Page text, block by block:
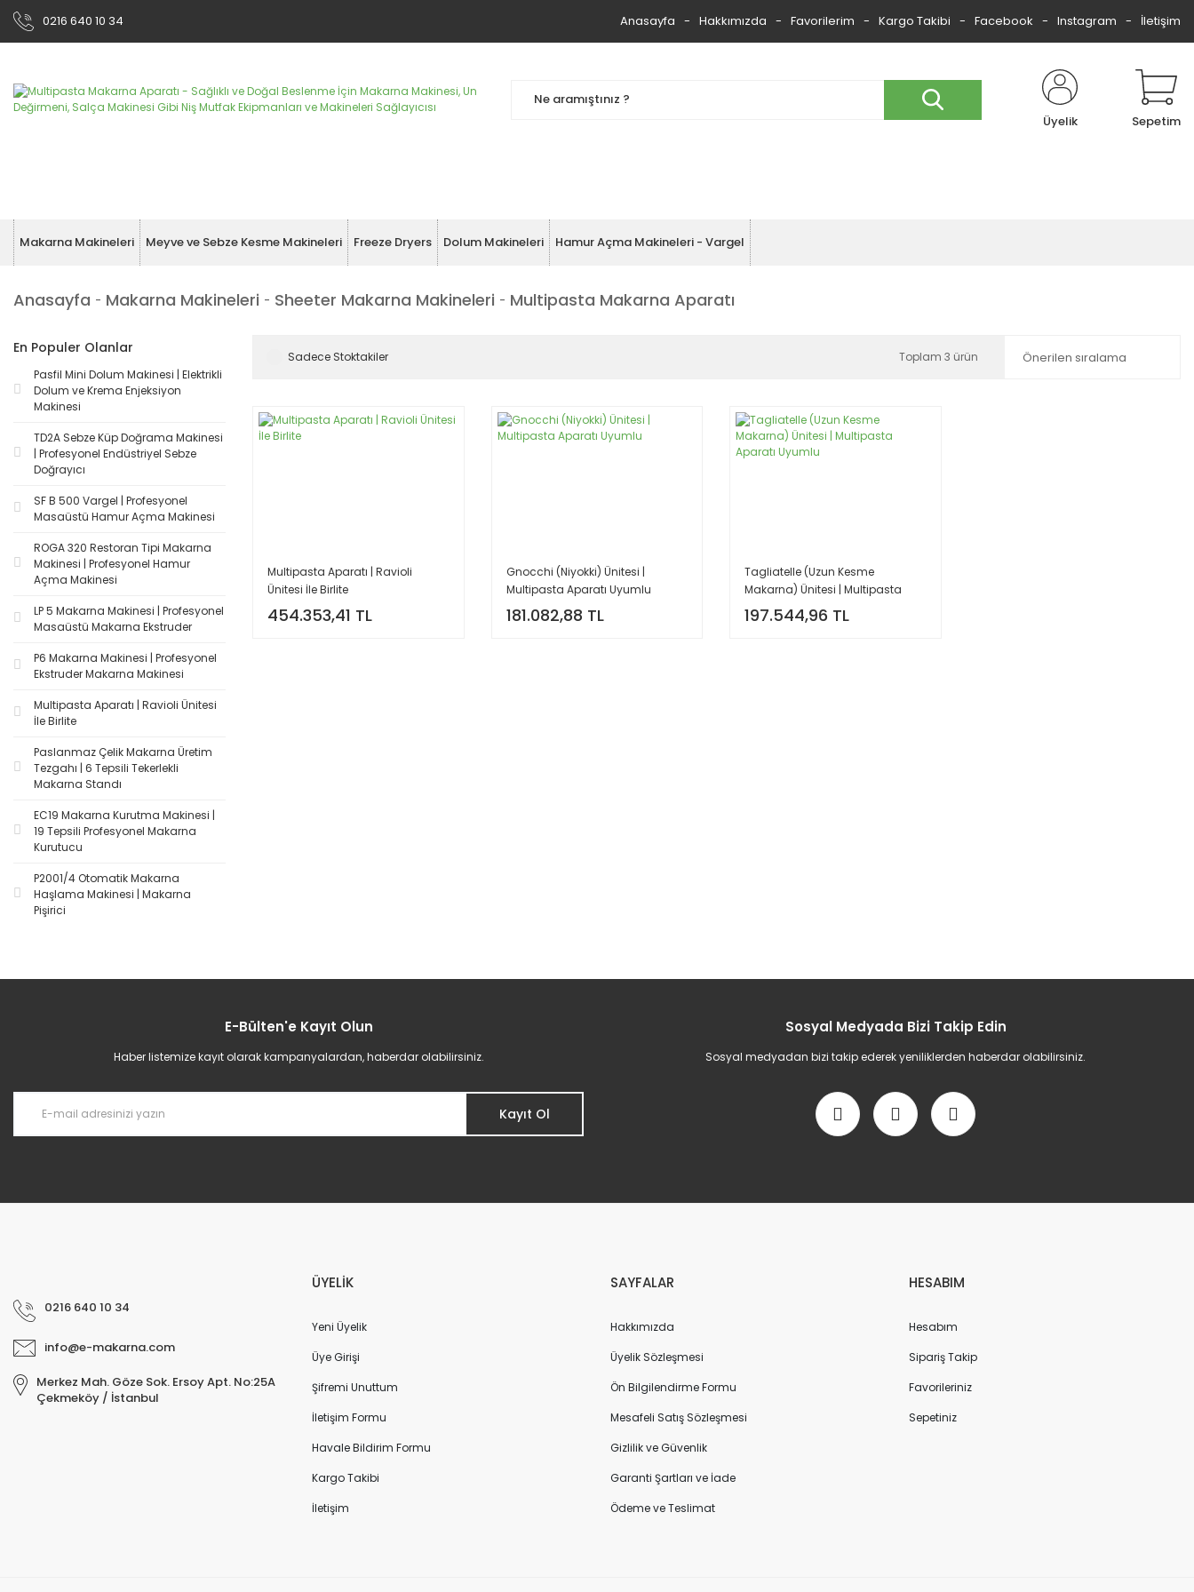
0216 640 10 34 Anasayfa Hakkımızda Favorilerim Kargo Takibi Facebook Instagram İletişim
Üyelik Sepetim
Makarna Makineleri Meyve ve Sebze Kesme Makineleri Freeze Dryers Dolum Makineleri Hamur Açma Makineleri - Vargel
Anasayfa Makarna Makineleri Sheeter Makarna Makineleri Multipasta Makarna Aparatı
En Populer Olanlar
Pasfil Mini Dolum Makinesi | Elektrikli
Dolum ve Krema Enjeksiyon
Makinesi
TD2A Sebze Küp Doğrama Makinesi
| Profesyonel Endüstriyel Sebze
Doğrayıcı
SF B 500 Vargel | Profesyonel
Masaüstü Hamur Açma Makinesi
ROGA 320 Restoran Tipi Makarna
Makinesi | Profesyonel Hamur
Açma Makinesi
LP 5 Makarna Makinesi | Profesyonel
Masaüstü Makarna Ekstruder
P6 Makarna Makinesi | Profesyonel
Ekstruder Makarna Makinesi
Multipasta Aparatı | Ravioli Ünitesi
İle Birlite
Paslanmaz Çelik Makarna Üretim
Tezgahı | 6 Tepsili Tekerlekli
Makarna Standı
EC19 Makarna Kurutma Makinesi |
19 Tepsili Profesyonel Makarna
Kurutucu
P2001/4 Otomatik Makarna
Haşlama Makinesi | Makarna
Pişirici
Sadece Stoktakiler Toplam 3 ürün
Multipasta Aparatı | Ravioli
Ünitesi İle Birlite
454.353,41 TL
Gnocchi (Niyokki) Ünitesi |
Multipasta Aparatı Uyumlu
181.082,88 TL
Tagliatelle (Uzun Kesme
Makarna) Ünitesi | Multipasta
Aparatı Uyumlu
197.544,96 TL
E-Bülten'e Kayıt Olun
Haber listemize kayıt olarak kampanyalardan, haberdar olabilirsiniz.
Kayıt Ol
Sosyal Medyada Bizi Takip Edin
Sosyal medyadan bizi takip ederek yeniliklerden haberdar olabilirsiniz.
0216 640 10 34
info@e-makarna.com
Merkez Mah. Göze Sok. Ersoy Apt. No:25A
Çekmeköy / İstanbul
ÜYELİK
Yeni Üyelik
Üye Girişi
Şifremi Unuttum
İletişim Formu
Havale Bildirim Formu
Kargo Takibi
İletişim
SAYFALAR
Hakkımızda
Üyelik Sözleşmesi
Ön Bilgilendirme Formu
Mesafeli Satış Sözleşmesi
Gizlilik ve Güvenlik
Garanti Şartları ve İade
Ödeme ve Teslimat
HESABIM
Hesabım
Sipariş Takip
Favorileriniz
Sepetiniz